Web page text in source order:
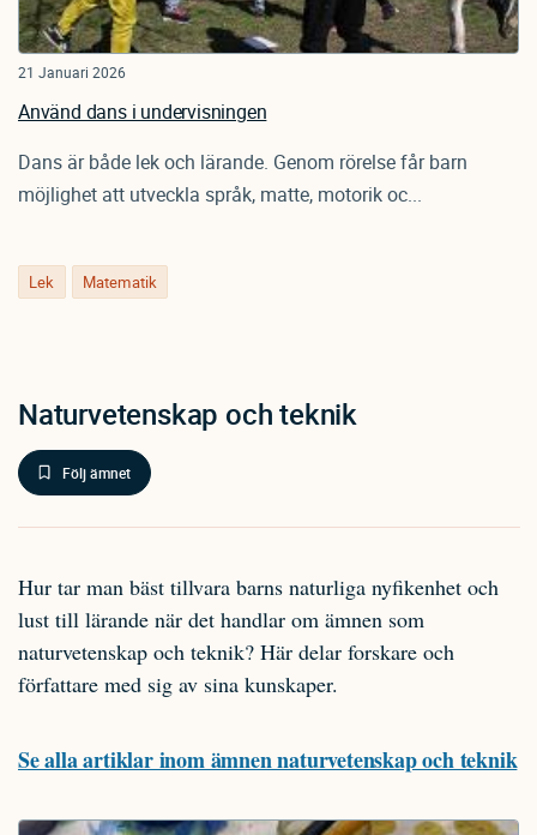
Lek Matematik
21 Januari 2026
Använd dans i undervisningen
Dans är både lek och lärande. Genom rörelse får barn
möjlighet att utveckla språk, matte, motorik oc...
Naturvetenskap och teknik
Följ ämnet
Hur tar man bäst tillvara barns naturliga nyfikenhet och
lust till lärande när det handlar om ämnen som
naturvetenskap och teknik? Här delar forskare och
författare med sig av sina kunskaper.
Se alla artiklar inom ämnen naturvetenskap och teknik